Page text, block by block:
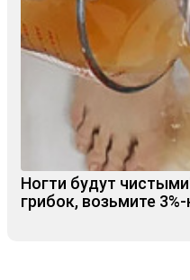
Ногти будут
грибок, возьмите